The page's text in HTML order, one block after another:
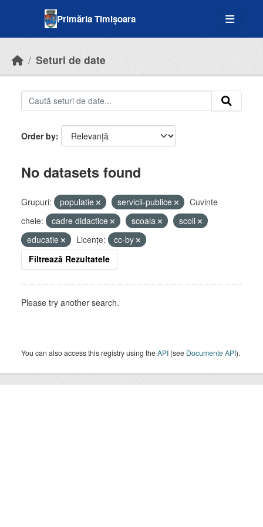
Primăria Timișoara
Seturi de date
Order by
No datasets found
Grupuri: populatie servicii-publice
Cuvinte
cheie:
cadre didactice scoala
scoli
educatie
Licenţe:
cc-by
Filtrează Rezultatele
Please try another search.
You can also access this registry using theAPI (see Documente API).